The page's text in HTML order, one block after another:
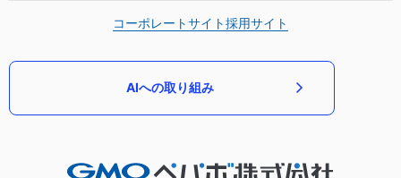
コーポレートサイト採用サイト
AIへの取り組み